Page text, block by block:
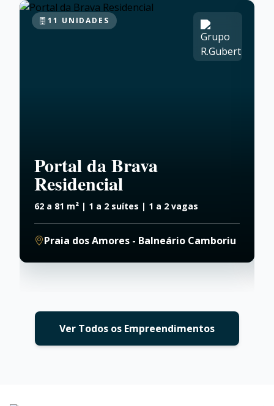
11 UNIDADES
Portal da Brava
Residencial
62 a 81 m² | 1 a 2 suítes | 1 a 2 vagas
Praia dos Amores - Balneário Camboriu
Ver Todos os Empreendimentos